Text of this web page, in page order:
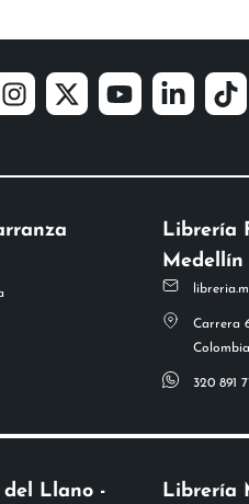
Librería
Medellín
Carrera
Colombia
320 891
Llano -
Librería